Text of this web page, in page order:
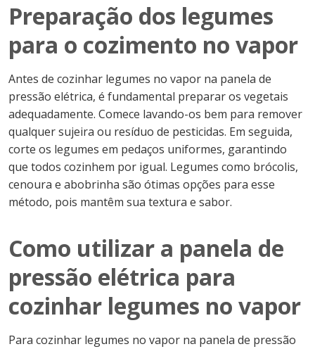
Preparação dos legumes
para o cozimento no vapor
Antes de cozinhar legumes no vapor na panela de
pressão elétrica, é fundamental preparar os vegetais
adequadamente. Comece lavando-os bem para remover
qualquer sujeira ou resíduo de pesticidas. Em seguida,
corte os legumes em pedaços uniformes, garantindo
que todos cozinhem por igual. Legumes como brócolis,
cenoura e abobrinha são ótimas opções para esse
método, pois mantêm sua textura e sabor.
Como utilizar a panela de
pressão elétrica para
cozinhar legumes no vapor
Para cozinhar legumes no vapor na panela de pressão